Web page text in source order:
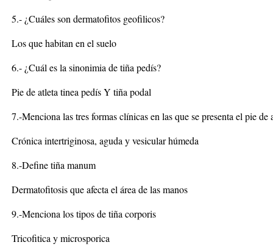
5.- ¿Cuáles son dermatofitos geofilicos?
Los que habitan en el suelo
6.- ¿Cuál es la sinonimia de tiña pedís?
Pie de atleta tinea pedís Y tiña podal
7.-Menciona las tres formas clínicas en las que se presenta el pie de
Crónica intertriginosa, aguda y vesicular húmeda
8.-Define tiña manum
Dermatofitosis que afecta el área de las manos
9.-Menciona los tipos de tiña corporis
Tricofitica y microsporica